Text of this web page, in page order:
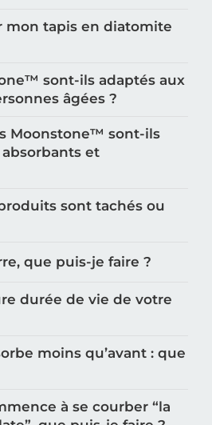
mon tapis en diatomite
sont-ils adaptés aux
âgées ?
Moonstone™️ sont-ils
et
sont tachés ou
que puis-je faire ?
durée de vie de votre
moins qu’avant : que
à se courber “la